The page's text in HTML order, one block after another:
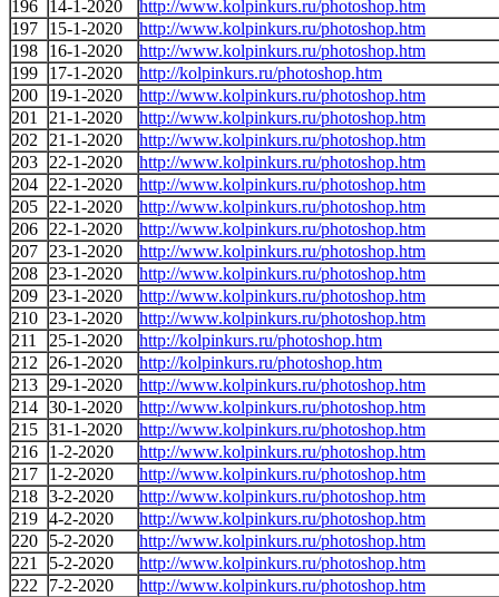
196
14-1-2020
http://www.kolpinkurs.ru/photoshop.htm
197
15-1-2020
http://www.kolpinkurs.ru/photoshop.htm
198
16-1-2020
http://www.kolpinkurs.ru/photoshop.htm
199
17-1-2020
http://kolpinkurs.ru/photoshop.htm
200
19-1-2020
http://www.kolpinkurs.ru/photoshop.htm
201
21-1-2020
http://www.kolpinkurs.ru/photoshop.htm
202
21-1-2020
http://www.kolpinkurs.ru/photoshop.htm
203
22-1-2020
http://www.kolpinkurs.ru/photoshop.htm
204
22-1-2020
http://www.kolpinkurs.ru/photoshop.htm
205
22-1-2020
http://www.kolpinkurs.ru/photoshop.htm
206
22-1-2020
http://www.kolpinkurs.ru/photoshop.htm
207
23-1-2020
http://www.kolpinkurs.ru/photoshop.htm
208
23-1-2020
http://www.kolpinkurs.ru/photoshop.htm
209
23-1-2020
http://www.kolpinkurs.ru/photoshop.htm
210
23-1-2020
http://www.kolpinkurs.ru/photoshop.htm
211
25-1-2020
http://kolpinkurs.ru/photoshop.htm
212
26-1-2020
http://kolpinkurs.ru/photoshop.htm
213
29-1-2020
http://www.kolpinkurs.ru/photoshop.htm
214 30-1-2020
http://www.kolpinkurs.ru/photoshop.htm
215 31-1-2020
http://www.kolpinkurs.ru/photoshop.htm
216
1-2-2020
http://www.kolpinkurs.ru/photoshop.htm
217
1-2-2020
http://www.kolpinkurs.ru/photoshop.htm
218 3-2-2020
http://www.kolpinkurs.ru/photoshop.htm
219 4-2-2020
http://www.kolpinkurs.ru/photoshop.htm
220
5-2-2020
http://www.kolpinkurs.ru/photoshop.htm
221
5-2-2020
http://www.kolpinkurs.ru/photoshop.htm
222
7-2-2020
http://www.kolpinkurs.ru/photoshop.htm